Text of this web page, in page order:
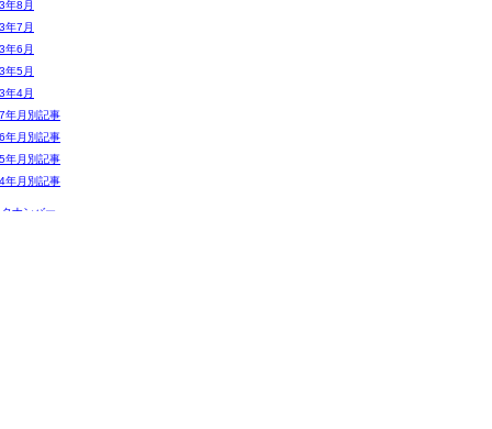
年8月
年7月
年6月
年5月
年4月
年月別記事
年月別記事
年月別記事
年月別記事
ナンバー